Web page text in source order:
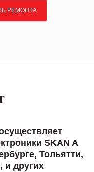
РЕМОНТА
SKAN A
Тольятти,
и других